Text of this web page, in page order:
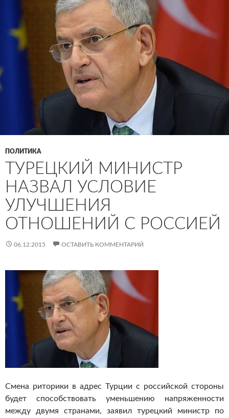
ПОЛИТИКА
ТУРЕЦКИЙ МИНИСТР
НАЗВАЛ УСЛОВИЕ
УЛУЧШЕНИЯ
ОТНОШЕНИЙ С РОССИЕЙ
06.12.2015 ОСТАВИТЬ КОММЕНТАРИЙ
Смена риторики в адрес Турции с российской стороны
будет способствовать уменьшению напряженности
между двумя странами, заявил турецкий министр по